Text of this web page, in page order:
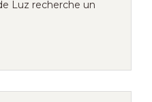
Luz recherche un